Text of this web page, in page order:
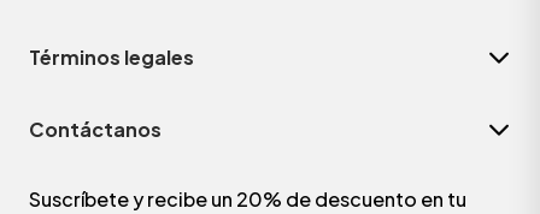
Términos legales
Contáctanos
Suscríbete y recibe un 20% de descuento en tu